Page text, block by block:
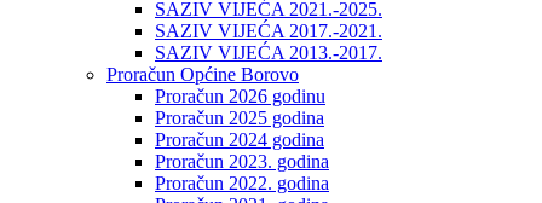
SAZIV VIJEĆA 2021.-2025.
SAZIV VIJEĆA 2017.-2021.
SAZIV VIJEĆA 2013.-2017.
Proračun Općine Borovo
Proračun 2026 godinu
Proračun 2025 godina
Proračun 2024 godina
Proračun 2023. godina
Proračun 2022. godina